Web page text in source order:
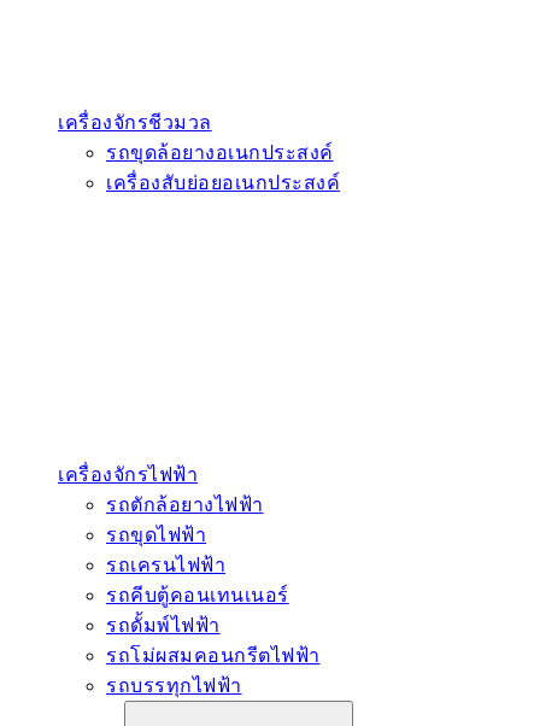
เครื่องจักรชีวมวล
รถขุดล้อยางอเนกประสงค์
เครื่องสับย่อยอเนกประสงค์
เครื่องจักรไฟฟ้า
รถตักล้อยางไฟฟ้า
รถขุดไฟฟ้า
รถเครนไฟฟ้า
รถคีบตู้คอนเทนเนอร์
รถดั้มพ์ไฟฟ้า
รถโม่ผสมคอนกรีตไฟฟ้า
รถบรรทุกไฟฟ้า